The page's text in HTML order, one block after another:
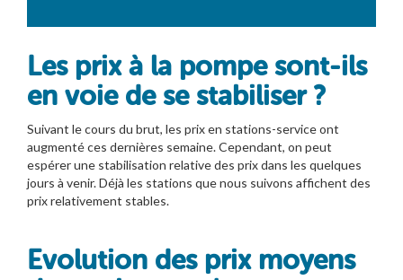
Les prix à la pompe sont-ils
en voie de se stabiliser ?
Suivant le cours du brut, les prix en stations-service ont
augmenté ces dernières semaine. Cependant, on peut
espérer une stabilisation relative des prix dans les quelques
jours à venir. Déjà les stations que nous suivons affichent des
prix relativement stables.
Evolution des prix moyens